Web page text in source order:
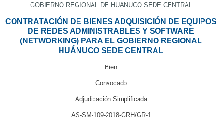
GOBIERNO REGIONAL DE HUANUCO SEDE CENTRAL
CONTRATACIÓN DE BIENES ADQUISICIÓN DE EQUIPOS
DE REDES ADMINISTRABLES Y SOFTWARE
(NETWORKING) PARA EL GOBIERNO REGIONAL
HUÁNUCO SEDE CENTRAL
Bien
Convocado
Adjudicación Simplificada
AS-SM-109-2018-GRH/GR-1